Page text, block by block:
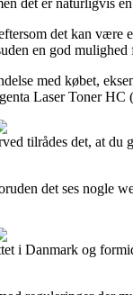
det kan være
en god
med købet,
Laser Toner
tilrådes det, at
det ses nogle
i Danmark og